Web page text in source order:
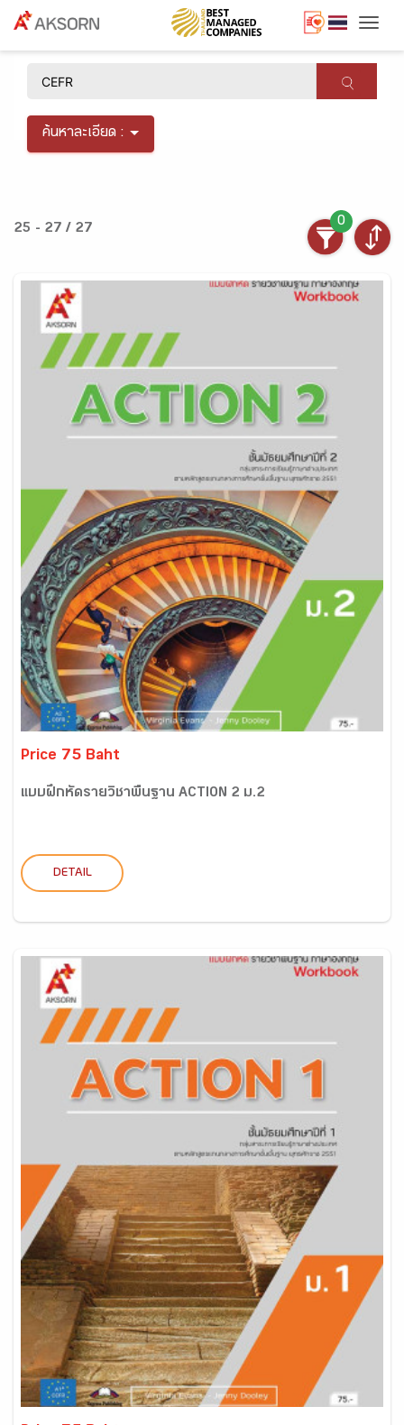
ค้นหาละเอียด :
25 - 27 / 27
0
Price 75 Baht
แบบฝึกหัดรายวิชาพื้นฐาน ACTION 2 ม.2
DETAIL